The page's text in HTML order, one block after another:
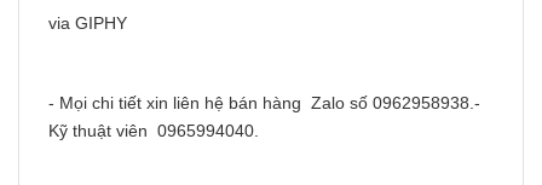
via GIPHY
- Mọi chi tiết xin liên hệ bán hàng Zalo số 0962958938.-
Kỹ thuật viên 0965994040.